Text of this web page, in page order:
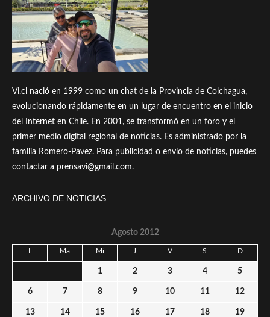
Vi.cl nació en 1999 como un chat de la Provincia de Colchagua,
evolucionando rápidamente en un lugar de encuentro en el inicio
del Internet en Chile. En 2001, se transformó en un foro y el
primer medio digital regional de noticias. Es administrado por la
familia Romero-Pavez. Para publicidad o envío de noticias, puedes
contactar a prensavi@gmail.com.
ARCHIVO DE NOTICIAS
Agosto 2012
L Ma Mi J V S D
1 2 3 4 5
6 7 8 9 10 11 12
13 14 15 16 17 18 19